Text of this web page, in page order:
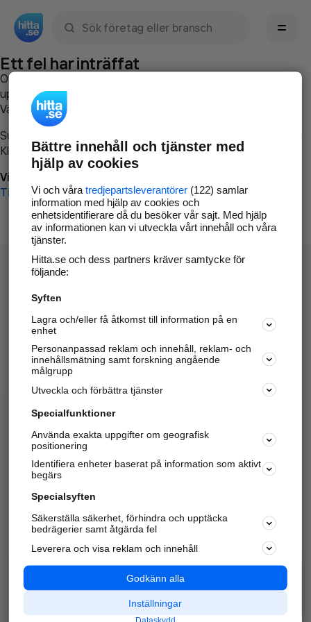
Ett fel har inträffat
Om du vill kan du
uppstod så att vi lättare och snabbare kan avhjälpa det.
Vänligen försök med följande:
Surfa till
Klicka påTillbaka-knappen i webbläsaren och försök igen
Vi beklagar besväret!
Till startsidan
Hitta.se - Gratis nummerupplysning.
Sök företag, personer och platser.
Hitta telefonnummer, adresser, företagsinfo mm.
Marknadsför företaget
Kom igång och annonsera mot
samarbetspartners nära dig.
Alla kategorier
Populära sökningar
API & Kartor
Annonsera
Integritet
Nödnummer
Bättre innehåll och tjänster med
hjälp av cookies
Vi och våra tredjepartsleverantörer(122) samlar
information med hjälp av cookies och
enhetsidentifierare då du besöker vår sajt. Med hjälp
av informationen kan vi utveckla vårt innehåll och våra
tjänster.
Hitta.se och dess partners kräver samtycke för
följande:
Syften
Lagra och/eller få åtkomst till information på en
enhet
Personanpassad reklam och innehåll, reklam- och
innehållsmätning samt forskning angående
målgrupp
Utveckla och förbättra tjänster
Specialfunktioner
Använda exakta uppgifter om geografisk
positionering
Identifiera enheter baserat på information som aktivt
begärs
Specialsyften
Säkerställa säkerhet, förhindra och upptäcka
bedrägerier samt åtgärda fel
Leverera och visa reklam och innehåll
Godkänn alla
Inställningar
Dataskydd